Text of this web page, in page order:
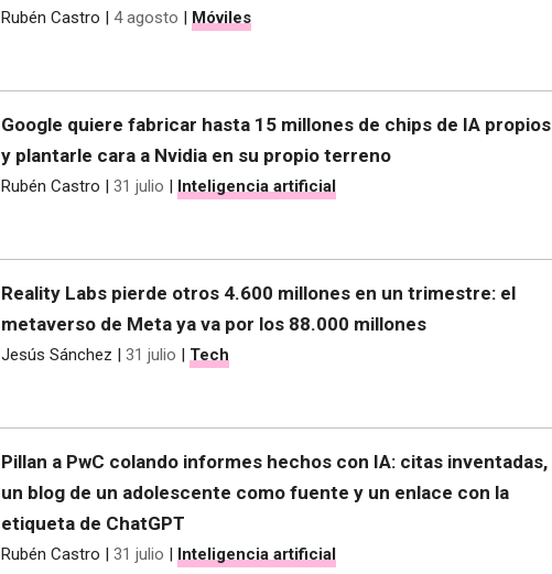
Rubén Castro | 4 agosto | Móviles
Google quiere fabricar hasta 15 millones de chips de IA propios
y plantarle cara a Nvidia en su propio terreno
Rubén Castro | 31 julio | Inteligencia artificial
Reality Labs pierde otros 4.600 millones en un trimestre: el
metaverso de Meta ya va por los 88.000 millones
Jesús Sánchez | 31 julio | Tech
Pillan a PwC colando informes hechos con IA: citas inventadas,
un blog de un adolescente como fuente y un enlace con la
etiqueta de ChatGPT
Rubén Castro | 31 julio | Inteligencia artificial